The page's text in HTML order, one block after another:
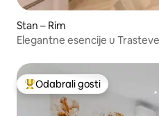
Stan – Rim
Elegantne esencije u
Među najviše rangiranima s
Odabrali gosti